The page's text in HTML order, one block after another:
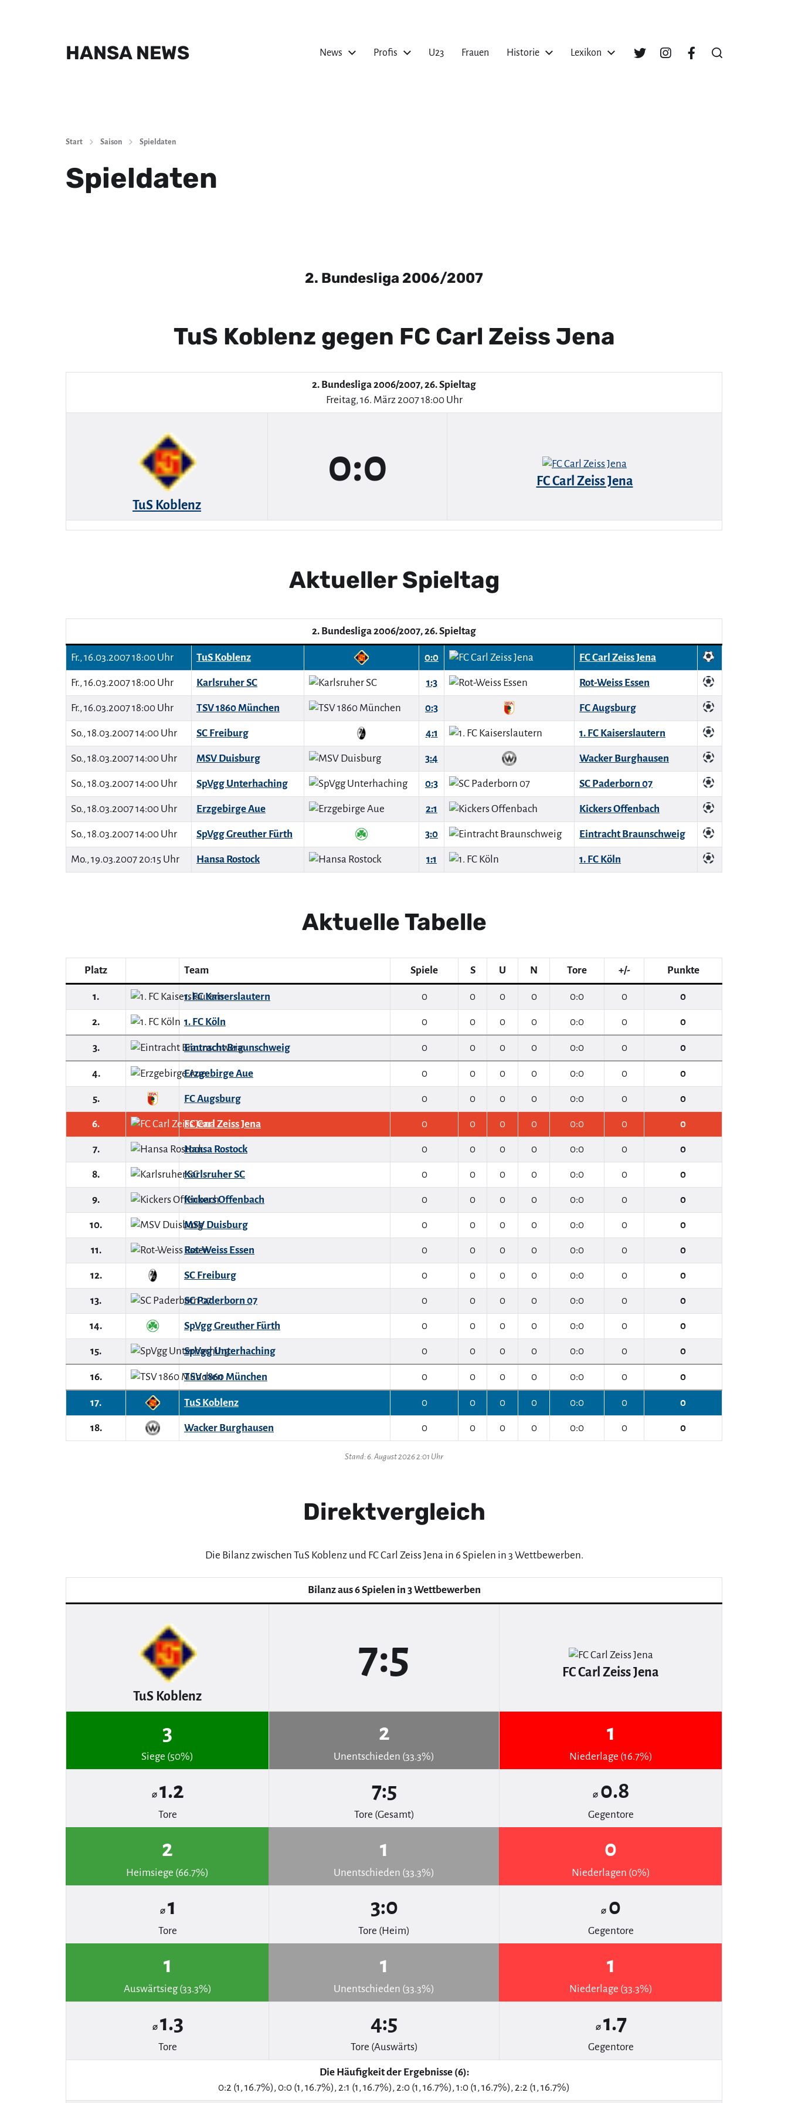
HANSA NEWS News Profis U23 Frauen Historie Lexikon
Start Saison Spieldaten
Spieldaten
2. Bundesliga 2006/2007
TuS Koblenz gegen FC Carl Zeiss Jena
2. Bundesliga 2006/2007, 26. Spieltag
Freitag, 16. März 2007 18:00 Uhr
TuS Koblenz
0:0 FC Carl Zeiss Jena
Aktueller Spieltag
2. Bundesliga 2006/2007, 26. Spieltag
Fr., 16.03.2007 18:00 Uhr TuS Koblenz 0:0 FC Carl Zeiss Jena
Fr., 16.03.2007 18:00 Uhr Karlsruher SC 1:3 Rot-Weiss Essen
Fr., 16.03.2007 18:00 Uhr TSV 1860 München 0:3 FC Augsburg
So., 18.03.2007 14:00 Uhr SC Freiburg 4:1 1. FC Kaiserslautern
So., 18.03.2007 14:00 Uhr MSV Duisburg 3:4 Wacker Burghausen
So., 18.03.2007 14:00 Uhr SpVgg Unterhaching 0:3 SC Paderborn 07
So., 18.03.2007 14:00 Uhr Erzgebirge Aue 2:1 Kickers Offenbach
So., 18.03.2007 14:00 Uhr SpVgg Greuther Fürth 3:0 Eintracht Braunschweig
Mo., 19.03.2007 20:15 Uhr Hansa Rostock 1:1 1. FC Köln
Aktuelle Tabelle
Platz Team Spiele S U N Tore +/- Punkte
1. 1. FC Kaiserslautern 0 0 0 0 0:0 0 0
2. 1. FC Köln 0 0 0 0 0:0 0 0
3. Eintracht Braunschweig 0 0 0 0 0:0 0 0
4. Erzgebirge Aue 0 0 0 0 0:0 0 0
5. FC Augsburg 0 0 0 0 0:0 0 0
6. FC Carl Zeiss Jena 0 0 0 0 0:0 0 0
7. Hansa Rostock 0 0 0 0 0:0 0 0
8. Karlsruher SC 0 0 0 0 0:0 0 0
9. Kickers Offenbach 0 0 0 0 0:0 0 0
10. MSV Duisburg 0 0 0 0 0:0 0 0
11. Rot-Weiss Essen 0 0 0 0 0:0 0 0
12. SC Freiburg 0 0 0 0 0:0 0 0
13. SC Paderborn 07 0 0 0 0 0:0 0 0
14. SpVgg Greuther Fürth 0 0 0 0 0:0 0 0
15. SpVgg Unterhaching 0 0 0 0 0:0 0 0
16. TSV 1860 München 0 0 0 0 0:0 0 0
17. TuS Koblenz 0 0 0 0 0:0 0 0
18. Wacker Burghausen 0 0 0 0 0:0 0 0
Stand: 6. August 2026 2:01 Uhr
Direktvergleich
Die Bilanz zwischen TuS Koblenz und FC Carl Zeiss Jena in 6 Spielen in 3 Wettbewerben.
Bilanz aus 6 Spielen in 3 Wettbewerben
TuS Koblenz
7:5 FC Carl Zeiss Jena
3
Siege (50%)
2
Unentschieden (33.3%)
1
Niederlage (16.7%)
⌀ 1.2
Tore
7:5
Tore (Gesamt)
⌀ 0.8
Gegentore
2
Heimsiege (66.7%)
1
Unentschieden (33.3%)
0
Niederlagen (0%)
⌀ 1
Tore
3:0
Tore (Heim)
⌀ 0
Gegentore
1
Auswärtsieg (33.3%)
1
Unentschieden (33.3%)
1
Niederlage (33.3%)
⌀ 1.3
Tore
4:5
Tore (Auswärts)
⌀ 1.7
Gegentore
Die Häufigkeit der Ergebnisse (6):
0:2 (1, 16.7%), 0:0 (1, 16.7%), 2:1 (1, 16.7%), 2:0 (1, 16.7%), 1:0 (1, 16.7%), 2:2 (1, 16.7%)